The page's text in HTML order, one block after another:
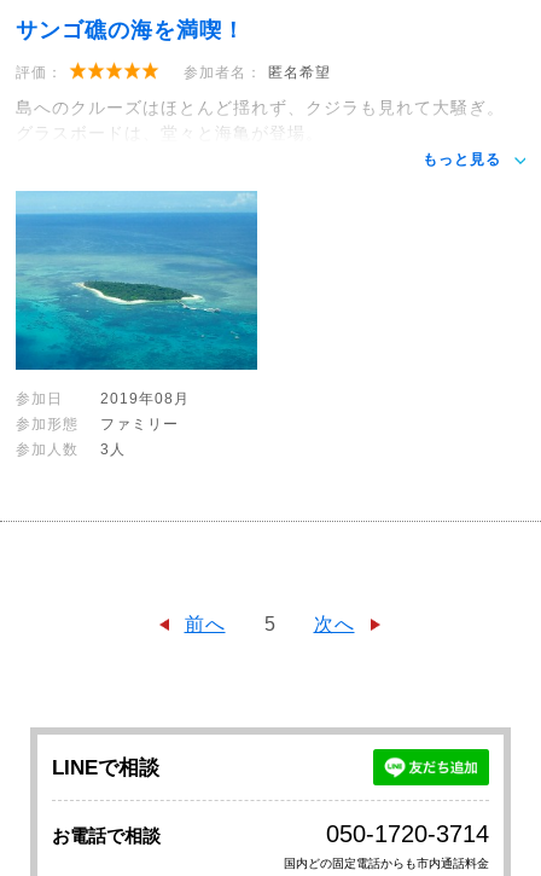
サンゴ礁の海を満喫！
評価： 参加者名： 匿名希望
島へのクルーズはほとんど揺れず、クジラも見れて大騒ぎ。
グラスボードは、堂々と海亀が登場。
もっと見る
参加日
2019年08月
参加形態
ファミリー
参加人数
3人
前へ 5 次へ
LINEで相談
お電話で相談 050-1720-3714
国内どの固定電話からも市内通話料金